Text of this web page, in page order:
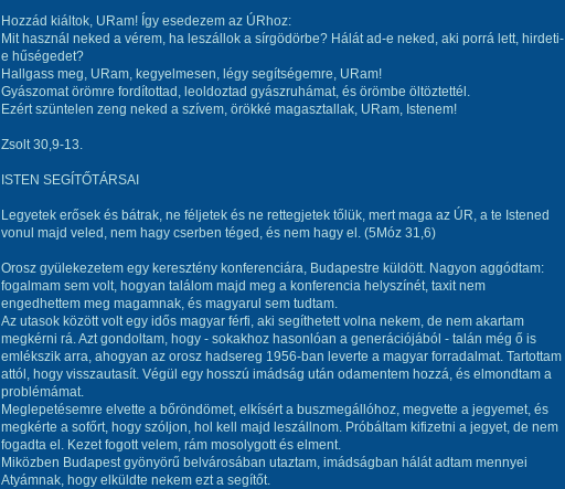
Hozzád kiáltok, URam! Így esedezem az ÚRhoz:
Mit használ neked a vérem, ha leszállok a sírgödörbe? Hálát ad-e neked, aki porrá lett, hirdeti-
e hűségedet?
Hallgass meg, URam, kegyelmesen, légy segítségemre, URam!
Gyászomat örömre fordítottad, leoldoztad gyászruhámat, és örömbe öltöztettél.
Ezért szüntelen zeng neked a szívem, örökké magasztallak, URam, Istenem!
Zsolt 30,9-13.
ISTEN SEGÍTŐTÁRSAI
Legyetek erősek és bátrak, ne féljetek és ne rettegjetek tőlük, mert maga az ÚR, a te Istened
vonul majd veled, nem hagy cserben téged, és nem hagy el. (5Móz 31,6)
Orosz gyülekezetem egy keresztény konferenciára, Budapestre küldött. Nagyon aggódtam:
fogalmam sem volt, hogyan találom majd meg a konferencia helyszínét, taxit nem
engedhettem meg magamnak, és magyarul sem tudtam.
Az utasok között volt egy idős magyar férfi, aki segíthetett volna nekem, de nem akartam
megkérni rá. Azt gondoltam, hogy - sokakhoz hasonlóan a generációjából - talán még ő is
emlékszik arra, ahogyan az orosz hadsereg 1956-ban leverte a magyar forradalmat. Tartottam
attól, hogy visszautasít. Végül egy hosszú imádság után odamentem hozzá, és elmondtam a
problémámat.
Meglepetésemre elvette a bőröndömet, elkísért a buszmegállóhoz, megvette a jegyemet, és
megkérte a sofőrt, hogy szóljon, hol kell majd leszállnom. Próbáltam kifizetni a jegyet, de nem
fogadta el. Kezet fogott velem, rám mosolygott és elment.
Miközben Budapest gyönyörű belvárosában utaztam, imádságban hálát adtam mennyei
Atyámnak, hogy elküldte nekem ezt a segítőt.